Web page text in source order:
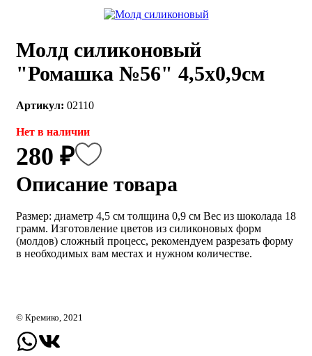
256-54-
Молд силиконовый
"Ромашка №56" 4,5х0,9см
Артикул: 02110
Нет в наличии
280 ₽
Описание товара
Размер: диаметр 4,5 см толщина 0,9 см Вес из шоколада 18
грамм. Изготовление цветов из силиконовых форм
(молдов) сложный процесс, рекомендуем разрезать форму
в необходимых вам местах и нужном количестве.
© Кремико, 2021